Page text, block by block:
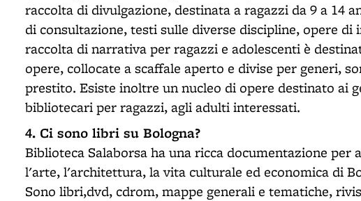
raccolta di divulgazione, destinata a ragazzi da 9 a 14
di consultazione, testi sulle diverse discipline, opere di
raccolta di narrativa per ragazzi e adolescenti è
opere, collocate a scaffale aperto e divise per generi,
prestito. Esiste inoltre un nucleo di opere destinato ai
bibliotecari per ragazzi, agli adulti interessati.
4. Ci sono libri su Bologna?
Biblioteca Salaborsa ha una ricca documentazione per
l'arte, l'architettura, la vita culturale ed economica di
Sono libri,dvd, cdrom, mappe generali e tematiche,